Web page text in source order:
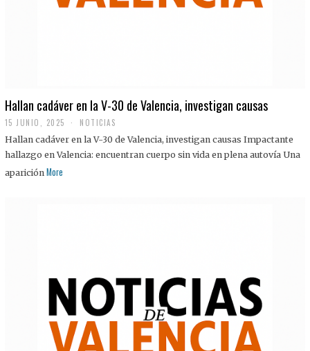
Hallan cadáver en la V-30 de Valencia, investigan causas
15 JUNIO, 2025 NOTICIAS
Hallan cadáver en la V-30 de Valencia, investigan causas Impactante
hallazgo en Valencia: encuentran cuerpo sin vida en plena autovía Una
aparición More